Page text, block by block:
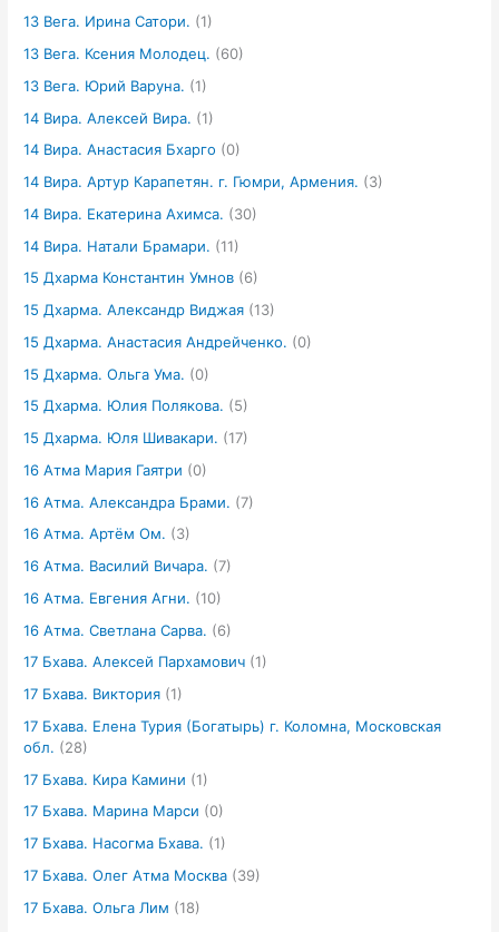
13 Вега. Ирина Сатори. (1)
13 Вега. Ксения Молодец. (60)
13 Вега. Юрий Варуна. (1)
14 Вира. Алексей Вира. (1)
14 Вира. Анастасия Бхарго (0)
14 Вира. Артур Карапетян. г. Гюмри, Армения. (3)
14 Вира. Екатерина Ахимса. (30)
14 Вира. Натали Брамари. (11)
15 Дхарма Константин Умнов (6)
15 Дхарма. Александр Виджая (13)
15 Дхарма. Анастасия Андрейченко. (0)
15 Дхарма. Ольга Ума. (0)
15 Дхарма. Юлия Полякова. (5)
15 Дхарма. Юля Шивакари. (17)
16 Атма Мария Гаятри (0)
16 Атма. Александра Брами. (7)
16 Атма. Артём Ом. (3)
16 Атма. Василий Вичара. (7)
16 Атма. Евгения Агни. (10)
16 Атма. Светлана Сарва. (6)
17 Бхава. Алексей Пархамович (1)
17 Бхава. Виктория (1)
17 Бхава. Елена Турия (Богатырь) г. Коломна, Московская
обл. (28)
17 Бхава. Кира Камини (1)
17 Бхава. Марина Марси (0)
17 Бхава. Насогма Бхава. (1)
17 Бхава. Олег Атма Москва (39)
17 Бхава. Ольга Лим (18)